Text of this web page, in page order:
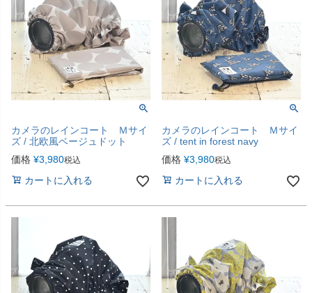
カメラのレインコート Ｍサイ
ズ / 北欧風ベージュドット
価格 ¥3,980税込
カートに入れる
カメラのレインコート Ｍサイ
ズ / tent in forest navy
価格 ¥3,980税込
カートに入れる